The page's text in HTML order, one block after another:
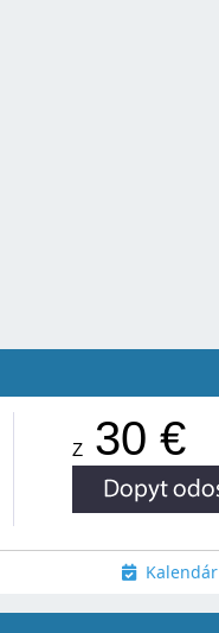
Z 30 €
Kalendár